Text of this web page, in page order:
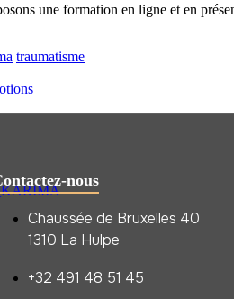
une formation en ligne et en
traumatisme
nous
Chaussée de Bruxelles 40
1310 La Hulpe
+32 491 48 51 45